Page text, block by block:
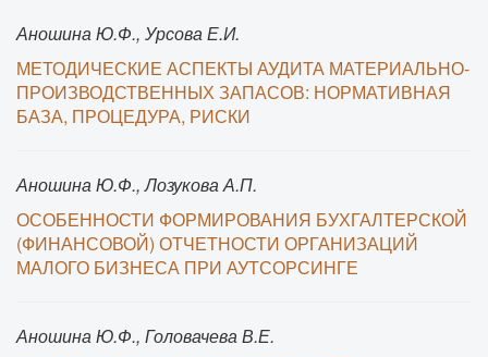
Аношина Ю.Ф., Урсова Е.И.
МЕТОДИЧЕСКИЕ АСПЕКТЫ АУДИТА МАТЕРИАЛЬНО-
ПРОИЗВОДСТВЕННЫХ ЗАПАСОВ: НОРМАТИВНАЯ
БАЗА, ПРОЦЕДУРА, РИСКИ
Аношина Ю.Ф., Лозукова А.П.
ОСОБЕННОСТИ ФОРМИРОВАНИЯ БУХГАЛТЕРСКОЙ
(ФИНАНСОВОЙ) ОТЧЕТНОСТИ ОРГАНИЗАЦИЙ
МАЛОГО БИЗНЕСА ПРИ АУТСОРСИНГЕ
Аношина Ю.Ф., Головачева В.Е.